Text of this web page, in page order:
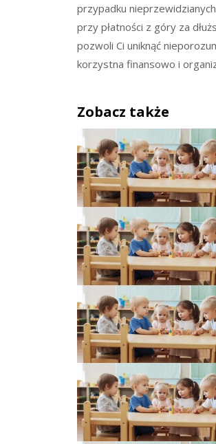
przypadku
przy płatności z góry za
pozwoli Ci uniknąć
korzystna finansowo i
Zobacz także